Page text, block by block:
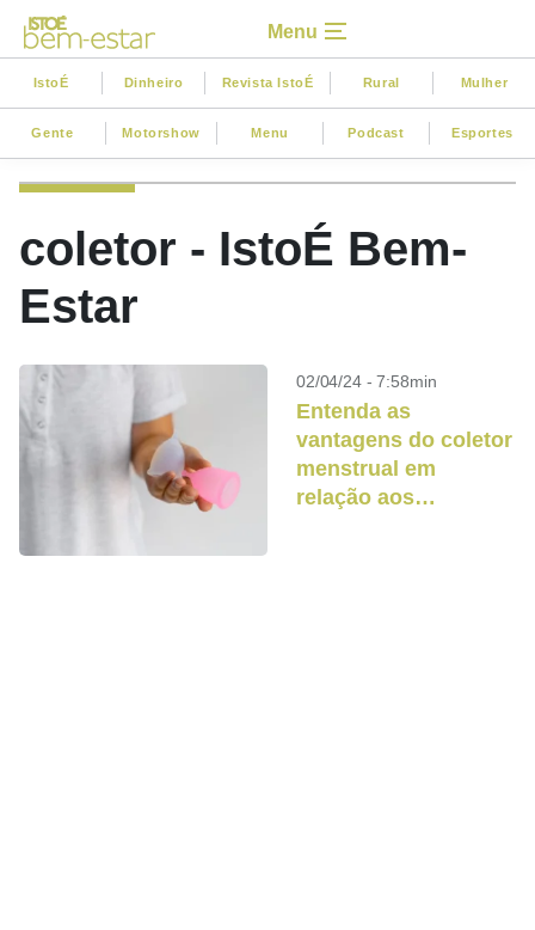
Menu
IstoÉ Dinheiro Revista IstoÉ Rural Mulher
Gente Motorshow Menu Podcast Esportes
coletor - IstoÉ Bem-
Estar
02/04/24 - 7:58min
Entenda as
vantagens do coletor
menstrual em
relação aos